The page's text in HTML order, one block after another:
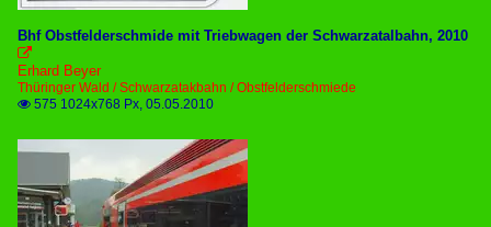
Bhf Obstfelderschmide mit Triebwagen der Schwarzatalbahn, 2010

Erhard Beyer
Thüringer Wald / Schwarzatakbahn / Obstfelderschmiede
 575 1024x768 Px, 05.05.2010